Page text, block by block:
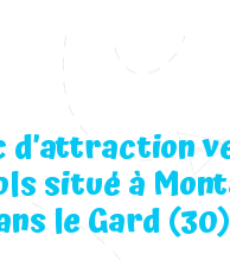
d’attraction
situé à
le Gard (30)